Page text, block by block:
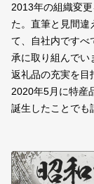
2013年の組織変
た。直筆と見間違
て、自社内ですべ
承に取り組んでい
返礼品の充実を目
2020年5月に特産
誕生したことでも